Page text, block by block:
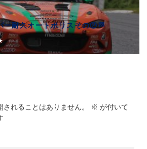
耐久オートポリスその②🏁
れることはありません。 ※ が付いて